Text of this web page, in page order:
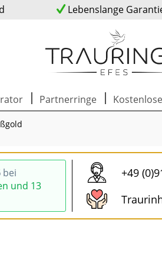
Lebenslange
Partnerringe
bei
und 12
+49